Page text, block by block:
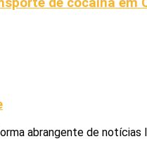
de cocaína em
abrangente de